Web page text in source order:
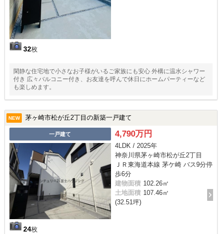
32枚
閑静な住宅地で小さなお子様がいるご家族にも安心 外構に温水シャワー
付き 広々バルコニー付き、お友達を呼んで休日にホームパーティーなど
も楽しめます。
NEW 茅ヶ崎市松が丘2丁目の新築一戸建て
一戸建て
24枚
4,790万円
4LDK / 2025年
神奈川県茅ヶ崎市松が丘2丁目
ＪＲ東海道本線 茅ケ崎 バス9分停
歩6分
建物面積 102.26㎡
土地面積 107.46㎡
(32.51坪)